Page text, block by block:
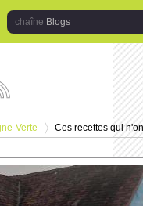
Blogs
Verte
>
Ces recettes qui